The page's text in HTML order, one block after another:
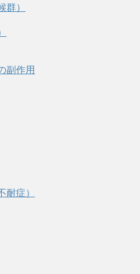
群）
副作用
耐症）